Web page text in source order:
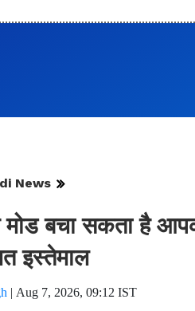
News
बचा सकता है
इस्तेमाल
| Aug 7, 2026, 09:12 IST